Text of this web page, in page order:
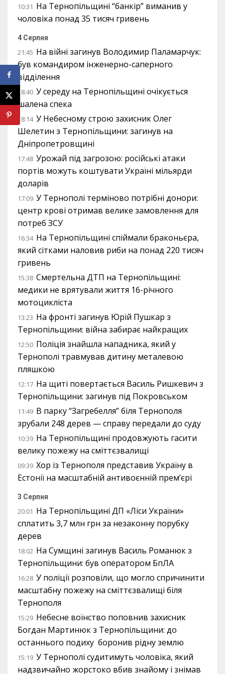
10:31 На Тернопільщині “банкір” виманив у
чоловіка понад 35 тисяч гривень
4 Серпня
21:45 На війні загинув Володимир Паламарчук:
був командиром інженерно-саперного
відділення
18:40 У середу на Тернопільщині очікується
шалена спека
18:14 У Небесному строю захисник Олег
Шелетин з Тернопільщини: загинув на
Дніпропетровщині
17:48 Урожай під загрозою: російські атаки
портів можуть коштувати Україні мільярди
доларів
17:09 У Тернополі терміново потрібні донори:
центр крові отримав велике замовлення для
потреб ЗСУ
16:34 На Тернопільщині спіймали браконьєра,
який сітками наловив риби на понад 220 тисяч
гривень
15:38 Смертельна ДТП на Тернопільщині:
медики не врятували життя 16-річного
мотоцикліста
13:23 На фронті загинув Юрій Пушкар з
Тернопільщини: війна забирає найкращих
12:50 Поліція знайшла нападника, який у
Тернополі травмував дитину металевою
пляшкою
12:17 На щиті повертається Василь Ришкевич з
Тернопільщини: загинув під Покровськом
11:49 В парку “Загребелля” біля Тернополя
зрубали 248 дерев — справу передали до суду
10:39 На Тернопільщині продовжують гасити
велику пожежу на сміттєзвалищі
09:39 Хор із Тернополя представив Україну в
Естонії на масштабній антивоєнній прем’єрі
3 Серпня
20:01 На Тернопільщині ДП «Ліси України»
сплатить 3,7 млн грн за незаконну порубку
дерев
18:02 На Сумщині загинув Василь Романюк з
Тернопільщини: був оператором БпЛА
16:28 У поліції розповіли, що могло спричинити
масштабну пожежу на сміттєзвалищі біля
Тернополя
15:29 Небесне воїнство поповнив захисник
Богдан Мартинюк з Тернопільщини: до
останнього подиху боронив рідну землю
15:19 У Тернополі судитимуть чоловіка, який
надзвичайно жорстоко вбив знайому і знімав